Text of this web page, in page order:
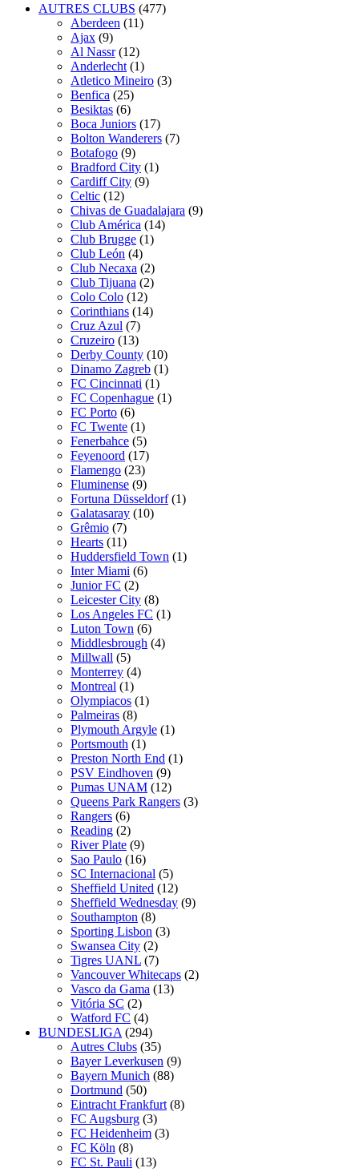
AUTRES CLUBS (477)
Aberdeen (11)
Ajax (9)
Al Nassr (12)
Anderlecht (1)
Atletico Mineiro (3)
Benfica (25)
Besiktas (6)
Boca Juniors (17)
Bolton Wanderers (7)
Botafogo (9)
Bradford City (1)
Cardiff City (9)
Celtic (12)
Chivas de Guadalajara (9)
Club América (14)
Club Brugge (1)
Club León (4)
Club Necaxa (2)
Club Tijuana (2)
Colo Colo (12)
Corinthians (14)
Cruz Azul (7)
Cruzeiro (13)
Derby County (10)
Dinamo Zagreb (1)
FC Cincinnati (1)
FC Copenhague (1)
FC Porto (6)
FC Twente (1)
Fenerbahce (5)
Feyenoord (17)
Flamengo (23)
Fluminense (9)
Fortuna Düsseldorf (1)
Galatasaray (10)
Grêmio (7)
Hearts (11)
Huddersfield Town (1)
Inter Miami (6)
Junior FC (2)
Leicester City (8)
Los Angeles FC (1)
Luton Town (6)
Middlesbrough (4)
Millwall (5)
Monterrey (4)
Montreal (1)
Olympiacos (1)
Palmeiras (8)
Plymouth Argyle (1)
Portsmouth (1)
Preston North End (1)
PSV Eindhoven (9)
Pumas UNAM (12)
Queens Park Rangers (3)
Rangers (6)
Reading (2)
River Plate (9)
Sao Paulo (16)
SC Internacional (5)
Sheffield United (12)
Sheffield Wednesday (9)
Southampton (8)
Sporting Lisbon (3)
Swansea City (2)
Tigres UANL (7)
Vancouver Whitecaps (2)
Vasco da Gama (13)
Vitória SC (2)
Watford FC (4)
BUNDESLIGA (294)
Autres Clubs (35)
Bayer Leverkusen (9)
Bayern Munich (88)
Dortmund (50)
Eintracht Frankfurt (8)
FC Augsburg (3)
FC Heidenheim (3)
FC Köln (8)
FC St. Pauli (13)